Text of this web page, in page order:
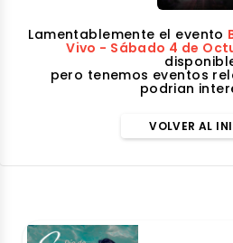
Lamentablemente el evento
Vivo - Sábado 4 de
pero tenemos eventos
podrian
VOLVER AL